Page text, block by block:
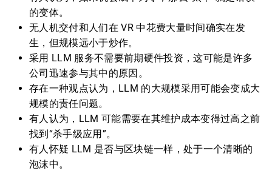
的变体。
无人机交付和人们在 VR 中花费大量时间确实在发
生，但规模远小于炒作。
采用 LLM 服务不需要前期硬件投资，这可能是许多
公司迅速参与其中的原因。
存在一种观点认为，LLM 的大规模采用可能会变成大
规模的责任问题。
有人认为，LLM 可能需要在其维护成本变得过高之前
找到“杀手级应用”。
有人怀疑 LLM 是否与区块链一样，处于一个清晰的
泡沫中。